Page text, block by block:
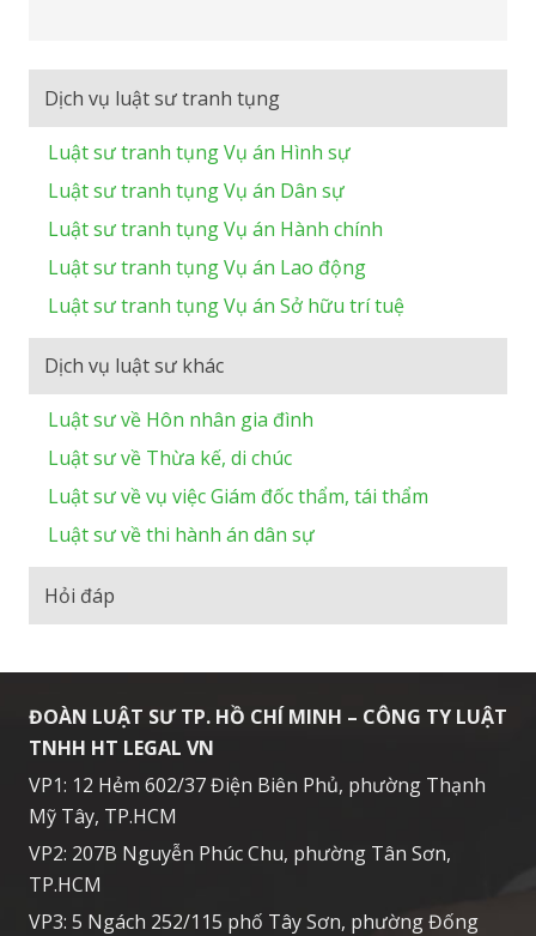
Dịch vụ luật sư tranh tụng
Luật sư tranh tụng Vụ án Hình sự
Luật sư tranh tụng Vụ án Dân sự
Luật sư tranh tụng Vụ án Hành chính
Luật sư tranh tụng Vụ án Lao động
Luật sư tranh tụng Vụ án Sở hữu trí tuệ
Dịch vụ luật sư khác
Luật sư về Hôn nhân gia đình
Luật sư về Thừa kế, di chúc
Luật sư về vụ việc Giám đốc thẩm, tái thẩm
Luật sư về thi hành án dân sự
Hỏi đáp
ĐOÀN LUẬT SƯ TP. HỒ CHÍ MINH – CÔNG TY LUẬT
TNHH HT LEGAL VN
VP1: 12 Hẻm 602/37 Điện Biên Phủ, phường Thạnh
Mỹ Tây, TP.HCM
VP2: 207B Nguyễn Phúc Chu, phường Tân Sơn,
TP.HCM
VP3: 5 Ngách 252/115 phố Tây Sơn, phường Đống